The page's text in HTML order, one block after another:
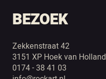
BEZOEK
Zekkenstraat 42
3151 XP Hoek van Holland
0174 - 38 41 03